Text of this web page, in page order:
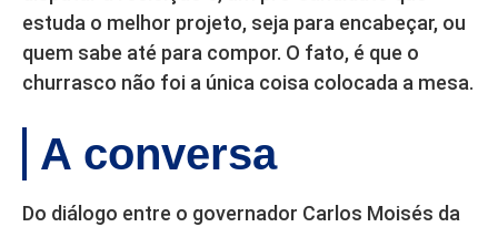
estuda o melhor projeto, seja para encabeçar, ou
quem sabe até para compor. O fato, é que o
churrasco não foi a única coisa colocada a mesa.
A conversa
Do diálogo entre o governador Carlos Moisés da